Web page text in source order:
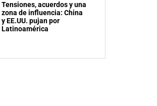
Tensiones, acuerdos y una
zona de influencia: China
y EE.UU. pujan por
Latinoamérica